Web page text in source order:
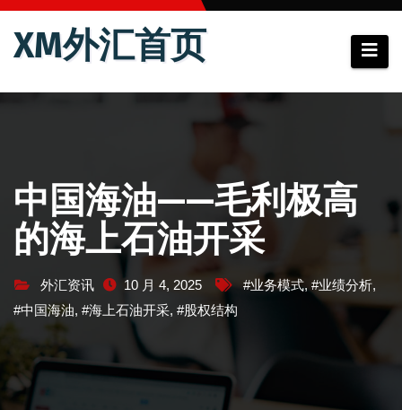
跳
XM外汇首页
中国海油——毛利极高
的海上石油开采
外汇资讯 10 月 4, 2025 #业务模式, #业绩分析,
#中国海油, #海上石油开采, #股权结构